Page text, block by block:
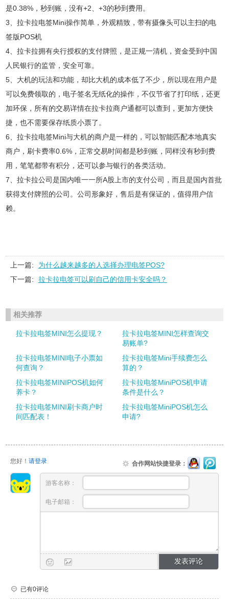
是0.38%，秒到账，没有+2、+3的秒到费用。
3、拉卡拉电签Mini操作简单，外观精致，带有摄像头可以主扫的电
签版POS机
4、拉卡拉拥有央行授权的支付牌照，是正规一清机，资金受到中国
人民银行的监管，安全可靠。
5、大机的玩法和功能，却比大机的成本低了不少，所以现在用户是
可以免费领取的，电子签名无纸化的操作，不仅节省了打印纸，还更
加环保，所有的交易详情在拉卡拉商户通都可以查到，更加方便快
捷，也不需要保存纸质小票了。
6、拉卡拉电签Mini与大机的商户是一样的，可以智能匹配本地真实
商户，刷卡费率0.6%，正常交易时间都是秒到账，同样没有秒到费
用，笔笔都带有积分，还可以参与银行的各类活动。
7、拉卡拉公司是国内唯一一所A股上市的支付公司，而且是国内首批
获得支付牌照的公司。公司形象好，售后是有保证的，值得用户信
赖。
上一篇:
为什么越来越多的人选择办理电签POS?
下一篇:
拉卡拉电签可以刷自己的信用卡安全吗？
相关推荐
拉卡拉电签MINI怎么提现？
拉卡拉电签MINI怎样查询交
易账单?
拉卡拉电签MINI电子小票如
何查询？
拉卡拉电签Mini手续费怎么
算的？
拉卡拉电签MINIPOS机如何
养卡？
拉卡拉电签MiniPOS机申请
条件是什么？
拉卡拉电签MINI刷卡商户时
间匹配表！
拉卡拉电签MiniPOS机怎么
申请?
您好！ 请登录 合作网站快捷登录：
游客名称：
电子邮箱：
已有0评论